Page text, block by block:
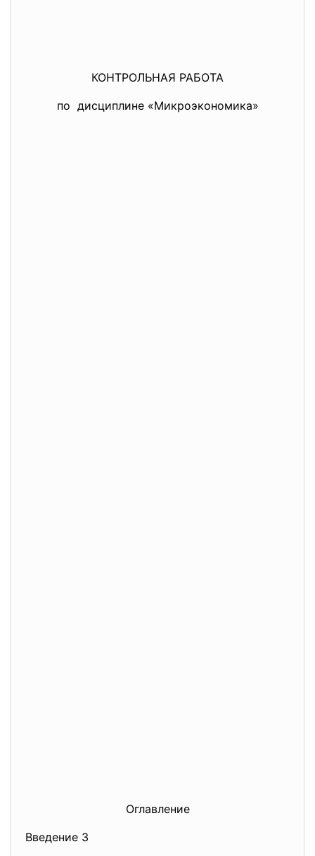
КОНТРОЛЬНАЯ РАБОТА
по дисциплине «Микроэкономика»
Оглавление
Введение 3